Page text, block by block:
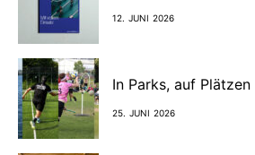
12. JUNI 2026
In Parks, auf
25. JUNI 2026